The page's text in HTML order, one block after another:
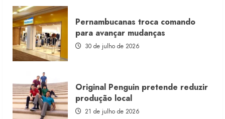
Morena
Rosa
lança
franquia
com
estoque
consignado
Pernambucanas troca comando
para avançar mudanças
30 de julho de 2026
Original Penguin pretende reduzir
produção local
21 de julho de 2026